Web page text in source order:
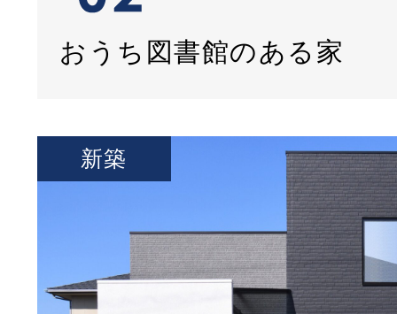
おうち図書館のある家
新築